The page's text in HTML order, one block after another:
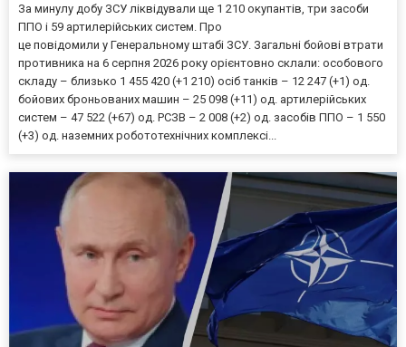
За минулу добу ЗСУ ліквідували ще 1 210 окупантів, три засоби
ППО і 59 артилерійських систем. Про
це повідомили у Генеральному штабі ЗСУ. Загальні бойові втрати
противника на 6 серпня 2026 року орієнтовно склали: особового
складу – близько 1 455 420 (+1 210) осіб танків – 12 247 (+1) од.
бойових броньованих машин – 25 098 (+11) од. артилерійських
систем – 47 522 (+67) од. РСЗВ – 2 008 (+2) од. засобів ППО – 1 550
(+3) од. наземних робототехнічних комплексі...